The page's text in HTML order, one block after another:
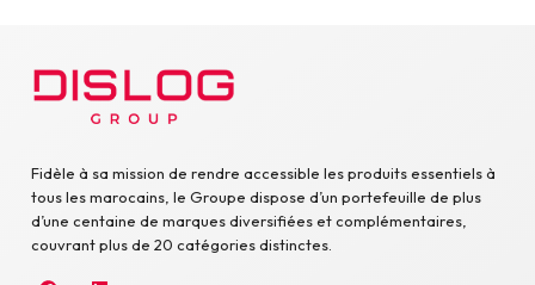
Fidèle à sa mission de rendre accessible les produits essentiels à
tous les marocains, le Groupe dispose d’un portefeuille de plus
d’une centaine de marques diversifiées et complémentaires,
couvrant plus de 20 catégories distinctes.